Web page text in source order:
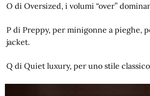
O di Oversized, i volumi “over”
P di Preppy, per minigonne a pieghe,
jacket.
Q di Quiet luxury, per uno stile classico